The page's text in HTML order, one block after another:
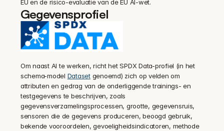
EU en de risico-evaluatie van de EU AI-wet.
Gegevensprofiel
Om naast AI te werken, richt het SPDX Data-profiel (in het
schema-model Dataset genoemd) zich op velden om
attributen en gedrag van de onderliggende trainings- en
testgegevens te beschrijven, zoals
gegevensverzamelingsprocessen, grootte, gegevensruis,
sensoren die de gegevens produceren, beoogd gebruik,
bekende vooroordelen, gevoeligheidsindicatoren, methode